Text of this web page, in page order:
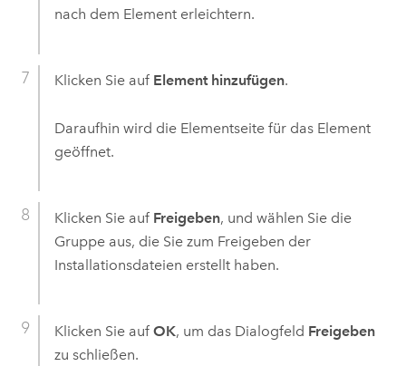
nach dem Element erleichtern.
Klicken Sie auf Element hinzufügen.
Daraufhin wird die Elementseite für das Element
geöffnet.
Klicken Sie auf Freigeben, und wählen Sie die
Gruppe aus, die Sie zum Freigeben der
Installationsdateien erstellt haben.
Klicken Sie auf OK, um das Dialogfeld Freigeben
zu schließen.